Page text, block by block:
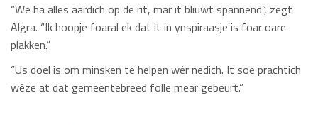
“We ha alles aardich op de rit, mar it bliuwt spannend”, zegt
Algra. “Ik hoopje foaral ek dat it in ynspiraasje is foar oare
plakken.”
“Us doel is om minsken te helpen wêr nedich. It soe prachtich
wêze at dat gemeentebreed folle mear gebeurt.”